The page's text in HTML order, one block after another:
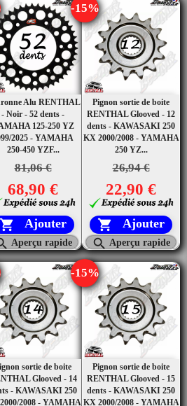
Alu RENTHAL
- Noir - 52 dents -
125-250 YZ
2025 - YAMAHA
250-450 YZF...
81,06 €
68,90 €
 Ajouter
Aperçu rapide
Pignon sortie de boite
RENTHAL Glooved - 12
dents - KAWASAKI 250
KX 2000/2008 - YAMAHA
250 YZ...
26,94 €
-15%
22,90 €
 Ajouter
 Aperçu rapide
sortie de boite
Glooved - 14
- KAWASAKI 250
2008 - YAMAHA
Pignon sortie de boite
RENTHAL Glooved - 15
dents - KAWASAKI 250
KX 2000/2008 - YAMAHA
-15%